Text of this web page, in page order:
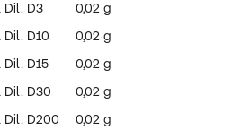
Dil. D3
0,02 g
D10
0,02 g
D15
0,02 g
Dil. D30
0,02 g
Dil. D200
0,02 g